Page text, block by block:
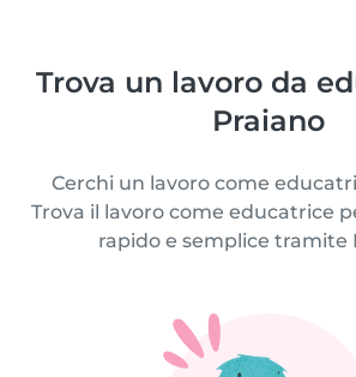
Trova un lavoro da
Praiano
Cerchi un lavoro come
Trova il lavoro come educatrice
rapido e semplice tramite